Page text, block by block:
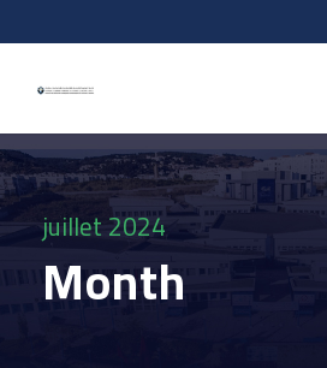
juillet 2024
Month